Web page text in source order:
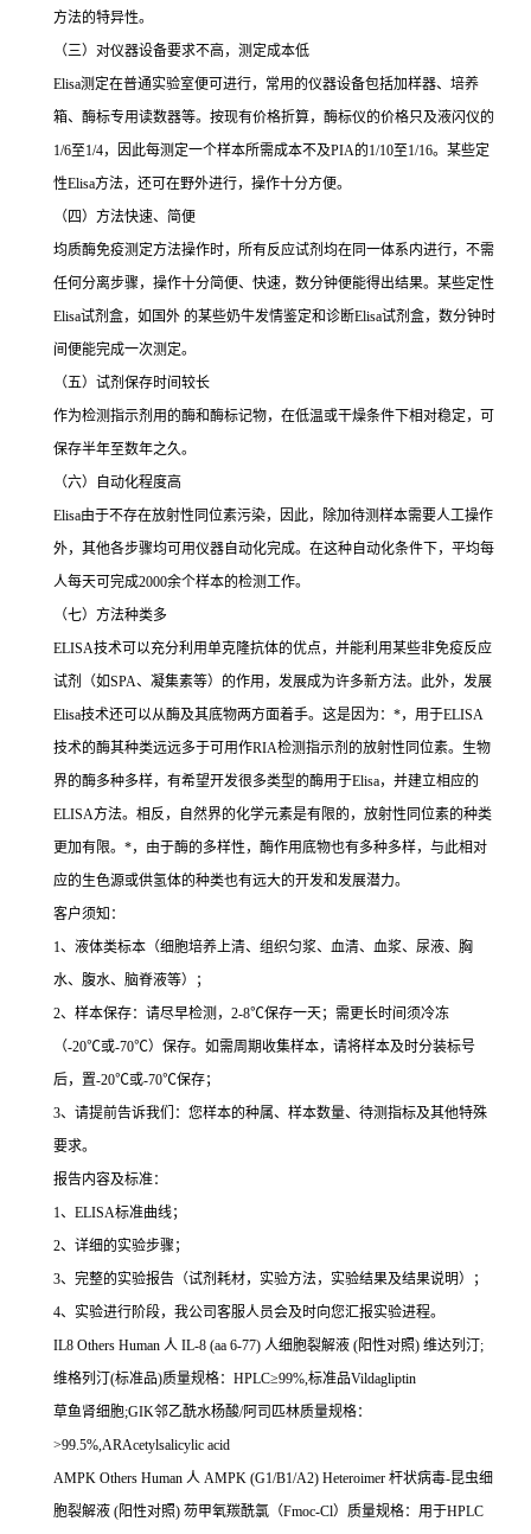
方法的特异性。
（三）对仪器设备要求不高，测定成本低
Elisa测定在普通实验室便可进行，常用的仪器设备包括加样器、培养
箱、酶标专用读数器等。按现有价格折算，酶标仪的价格只及液闪仪的
1/6至1/4，因此每测定一个样本所需成本不及PIA的1/10至1/16。某些定
性Elisa方法，还可在野外进行，操作十分方便。
（四）方法快速、简便
均质酶免疫测定方法操作时，所有反应试剂均在同一体系内进行，不需
任何分离步骤，操作十分简便、快速，数分钟便能得出结果。某些定性
Elisa试剂盒，如国外 的某些奶牛发情鉴定和诊断Elisa试剂盒，数分钟时
间便能完成一次测定。
（五）试剂保存时间较长
作为检测指示剂用的酶和酶标记物，在低温或干燥条件下相对稳定，可
保存半年至数年之久。
（六）自动化程度高
Elisa由于不存在放射性同位素污染，因此，除加待测样本需要人工操作
外，其他各步骤均可用仪器自动化完成。在这种自动化条件下，平均每
人每天可完成2000余个样本的检测工作。
（七）方法种类多
ELISA技术可以充分利用单克隆抗体的优点，并能利用某些非免疫反应
试剂（如SPA、凝集素等）的作用，发展成为许多新方法。此外，发展
Elisa技术还可以从酶及其底物两方面着手。这是因为： *，用于ELISA
技术的酶其种类远远多于可用作RIA检测指示剂的放射性同位素。生物
界的酶多种多样，有希望开发很多类型的酶用于Elisa，并建立相应的
ELISA方法。相反，自然界的化学元素是有限的，放射性同位素的种类
更加有限。 *，由于酶的多样性，酶作用底物也有多种多样，与此相对
应的生色源或供氢体的种类也有远大的开发和发展潜力。
客户须知：
1、液体类标本（细胞培养上清、组织匀浆、血清、血浆、尿液、胸
水、腹水、脑脊液等）；
2、样本保存：请尽早检测， 2-8℃保存一天；需更长时间须冷冻
（-20℃或-70℃）保存。如需周期收集样本，请将样本及时分装标号
后，置-20℃或-70℃保存；
3、请提前告诉我们：您样本的种属、样本数量、待测指标及其他特殊
要求。
报告内容及标准：
1、 ELISA标准曲线；
2、详细的实验步骤；
3、完整的实验报告（试剂耗材，实验方法，实验结果及结果说明）；
4、实验进行阶段，我公司客服人员会及时向您汇报实验进程。
IL8 Others Human 人 IL-8 (aa 6-77) 人细胞裂解液 (阳性对照) 维达列汀 ;
维格列汀 (标准品)质量规格： HPLC≥99%,标准品Vildagliptin
草鱼肾细胞;GIK邻乙酰水杨酸/阿司匹林质量规格：
>99.5%,ARAcetylsalicylic acid
AMPK Others Human 人 AMPK (G1/B1/A2) Heteroimer 杆状病毒-昆虫细
胞裂解液 (阳性对照) 芴甲氧羰酰氯（Fmoc-Cl）质量规格：用于HPLC